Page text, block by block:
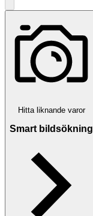
Hitta liknande varor
Smart bildsökning